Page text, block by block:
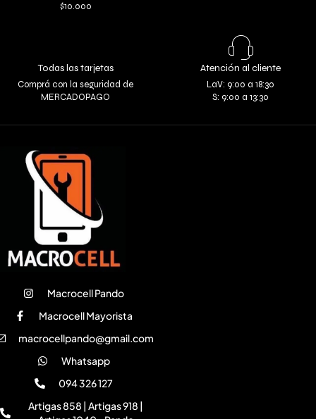
$10.000
Todas las tarjetas
Comprá con la seguridad de
MERCADOPAGO
Atención al cliente
LaV: 9:00 a 18:30
S: 9:00 a 13:30
Macrocell Pando
Macrocell Mayorista
macrocellpando@gmail.com
Whatsapp
094 326 127
Artigas 858 | Artigas 918 |